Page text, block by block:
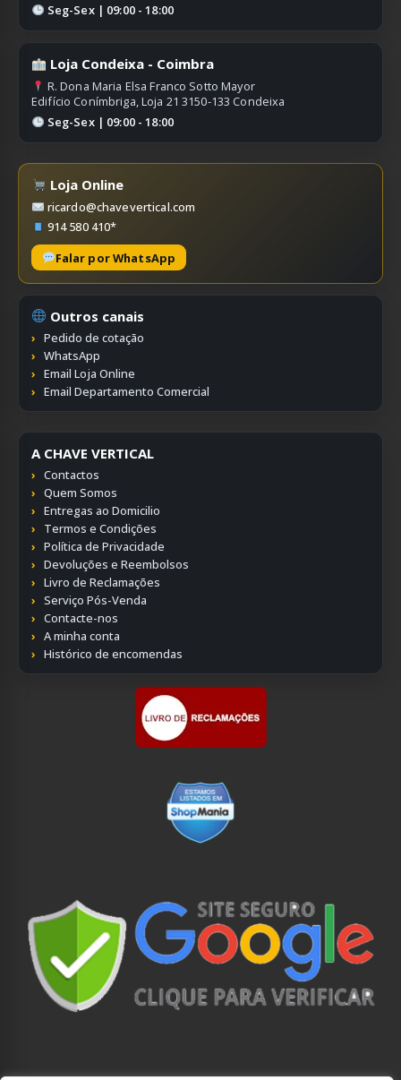
Seg-Sex | 09:00 - 18:00
Loja Condeixa - Coimbra
R. Dona Maria Elsa Franco Sotto Mayor
Edifício Conímbriga, Loja 21 3150-133 Condeixa
Seg-Sex | 09:00 - 18:00
Loja Online
ricardo@chavevertical.com
914 580 410*
Falar por WhatsApp
Outros canais
Pedido de cotação
WhatsApp
Email Loja Online
Email Departamento Comercial
A CHAVE VERTICAL
Contactos
Quem Somos
Entregas ao Domicilio
Termos e Condições
Política de Privacidade
Devoluções e Reembolsos
Livro de Reclamações
Serviço Pós-Venda
Contacte-nos
A minha conta
Histórico de encomendas